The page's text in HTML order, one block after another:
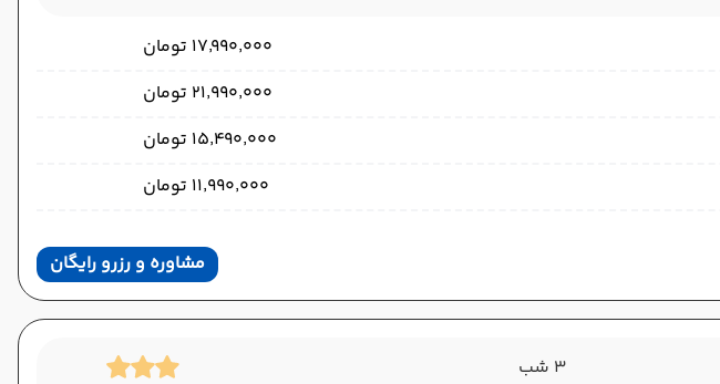
۱۷٬۹۹۰٬۰۰۰ تومان
۲۱٬۹۹۰٬۰۰۰ تومان
۱۵٬۴۹۰٬۰۰۰ تومان
۱۱٬۹۹۰٬۰۰۰ تومان
مشاوره و رزرو رایگان
3 شب